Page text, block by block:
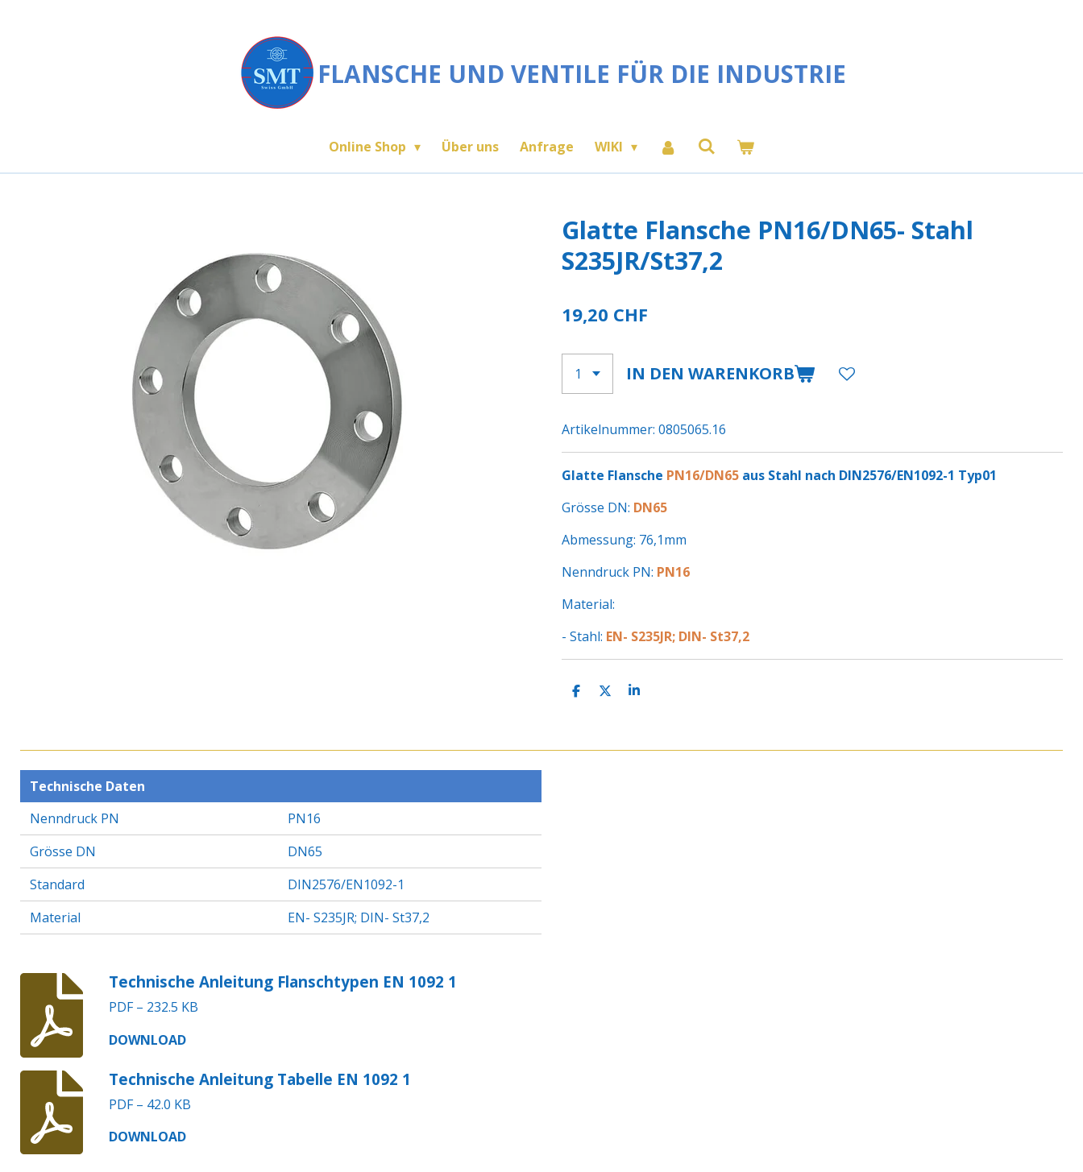
FLANSCHE UND VENTILE FÜR DIE INDUSTRIE
Online Shop Über uns Anfrage WIKI
Glatte Flansche PN16/DN65- Stahl
S235JR/St37,2
19,20 CHF
IN DEN WARENKORB
Artikelnummer: 0805065.16
Glatte Flansche PN16/DN65 aus Stahl nach DIN2576/EN1092-1 Typ01
Grösse DN: DN65
Abmessung: 76,1mm
Nenndruck PN: PN16
Material:
- Stahl: EN- S235JR; DIN- St37,2
T
E
T
E
T
E
Technische Daten
Nenndruck PN
PN16
Grösse DN
DN65
Standard
DIN2576/EN1092-1
Material
EN- S235JR; DIN- St37,2
Technische Anleitung Flanschtypen EN 1092 1
PDF – 232.5 KB
DOWNLOAD
Technische Anleitung Tabelle EN 1092 1
PDF – 42.0 KB
DOWNLOAD